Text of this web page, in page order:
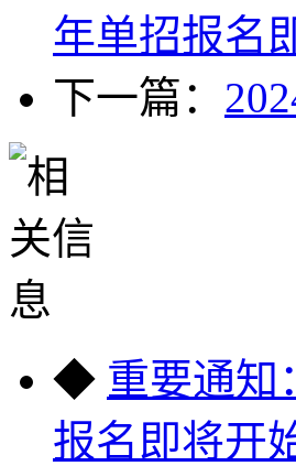
年单招报名
下一篇：
◆ 重要通知
报名即将开